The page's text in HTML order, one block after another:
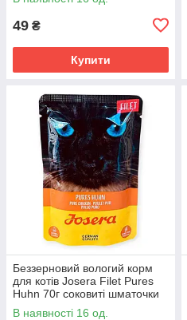
лососевою олією
49 ₴
Купити
Беззерновий вологий корм
для котів Josera Filet Pures
Huhn 70г соковиті шматочки
курки у курячому бульйоні
В наявності 16 од.